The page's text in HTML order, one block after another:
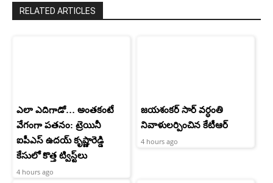
RELATED ARTICLES
ఎలా ఎదిగాడో… అంతకంటే
వేగంగా పతనం: ట్రెయినీ
ఐపీఎస్ ఉదయ్ కృష్ణారెడ్డి
కేసులో కొత్త ట్విస్ట్‌లు
4 hours ago
జయశంకర్ సార్ వర్ధంతి
నివాళులర్పించిన కేటీఆర్
4 hours ago